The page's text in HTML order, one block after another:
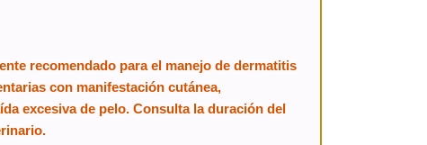
recomendado para el manejo de dermatitis
con manifestación cutánea,
excesiva de pelo. Consulta la duración del